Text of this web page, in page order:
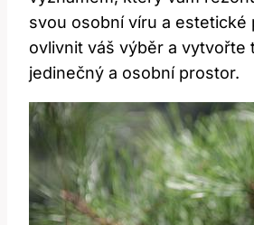
svou osobní víru a estetické
ovlivnit váš výběr a vytvořte
jedinečný a osobní prostor.